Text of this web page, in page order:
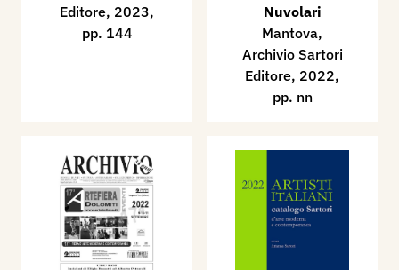
Editore, 2023,
pp. 144
Nuvolari
Mantova,
Archivio Sartori
Editore, 2022,
pp. nn